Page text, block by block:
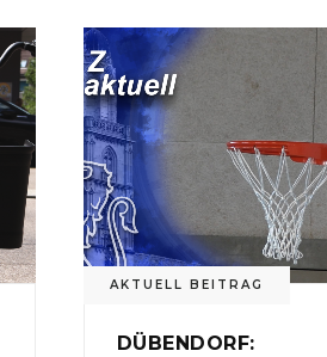
AKTUELL BEITRAG
DÜBENDORF: